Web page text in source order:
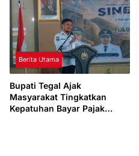
Berita Utama
Bupati Tegal Ajak
Masyarakat Tingkatkan
Kepatuhan Bayar Pajak